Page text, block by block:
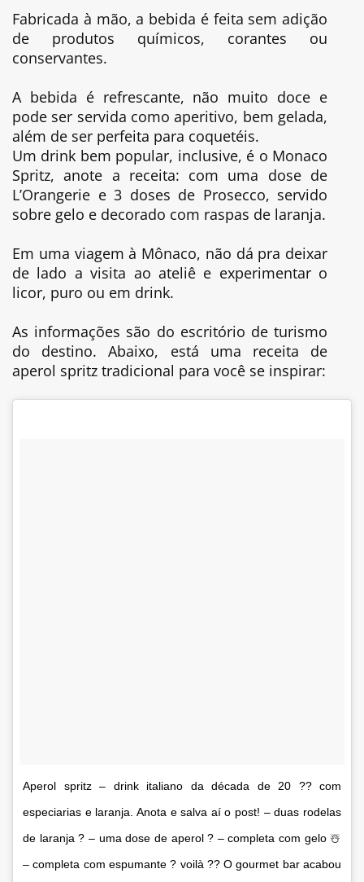
Fabricada à mão, a bebida é feita sem adição
de produtos químicos, corantes ou
conservantes.
A bebida é refrescante, não muito doce e
pode ser servida como aperitivo, bem gelada,
além de ser perfeita para coquetéis.
Um drink bem popular, inclusive, é o Monaco
Spritz, anote a receita: com uma dose de
L’Orangerie e 3 doses de Prosecco, servido
sobre gelo e decorado com raspas de laranja.
Em uma viagem à Mônaco, não dá pra deixar
de lado a visita ao ateliê e experimentar o
licor, puro ou em drink.
As informações são do escritório de turismo
do destino. Abaixo, está uma receita de
aperol spritz tradicional para você se inspirar:
Aperol spritz – drink italiano da década de 20 ?? com
especiarias e laranja. Anota e salva aí o post! – duas rodelas
de laranja ? – uma dose de aperol ? – completa com gelo ☃️
– completa com espumante ? voilà ?? O gourmet bar acabou